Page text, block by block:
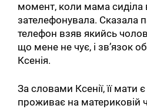
момент, коли мама сиділа
зателефонувала. Сказала
телефон взяв якийсь
що мене не чує, і зв’язок
Ксенія.
За словами Ксенії, її мати
проживає на материковій